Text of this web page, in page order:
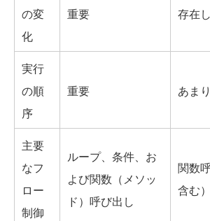
の変
化
重要 存在
実行
の順
序
重要 あま
主要
なフ
ロー
制御
ループ、条件、お
よび関数（メソッ
ド）呼び出し
関数
含む）